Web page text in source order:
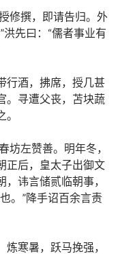
修撰，即请告归。外
先曰：“儒者事业有
行酒，拂席，授几甚
。寻遭父丧，苫块蔬
坊左赞善。明年冬，
正后，皇太子出御文
讳言储贰临朝事，
。”降手诏百余言责
寒暑，跃马挽强，